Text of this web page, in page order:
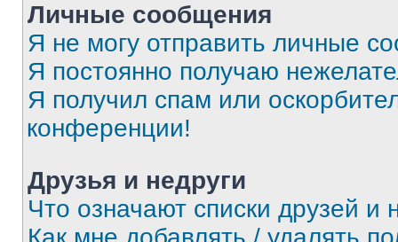
Личные сообщения
Я не могу отправить личные
Я постоянно получаю
Я получил спам или
конференции!
Друзья и недруги
Что означают списки друзей и